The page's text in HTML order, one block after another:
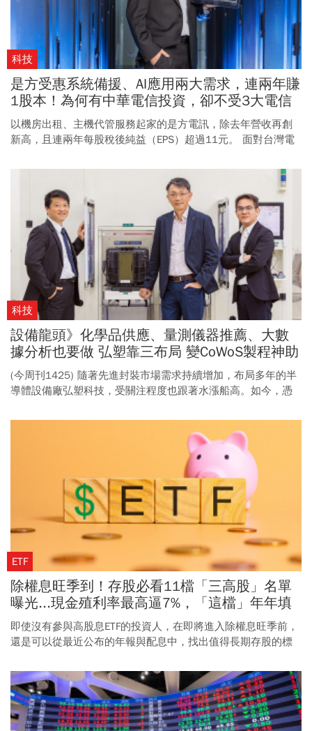
科技
是方受惠系統備援、AI應用兩大需求，連兩年賺
1股本！為何有中華電信投資，卻不受3大電信
商限制？
以機房出租、主機代管服務起家的是方電訊，除去年營收再創
新高，且連兩年每股稅後純益（EPS）超過11元。 面對台灣電
資機房緊抓新商機？
科技
設備龍頭》化學品供應、量測儀器推薦、大數
據分析也要做 弘塑靠三布局 變CoWoS製程神助
手
(今周刊1425) 隨著先進封裝市場需求持續增加，布局多年的半
導體設備廠弘塑科技，受關注程度也跟著水漲船高。如今，憑
力。
ETF
除權息旺季到！存股必看11檔「三高股」名單
曝光...現金殖利率最高逼7%，「這檔」年年填
息
即使沒有參與高股息ETF的投資人，在即將進入除權息旺季前，
還是可以從最近公布的年報與配息中，找出值得長期存股的標